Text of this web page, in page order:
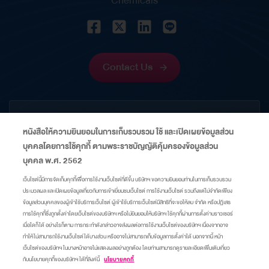
stakeholders amid volatile economic and capital
Year Thailand 2026 – This award recognizes
Thaioil’s successful issuance of US$600 million
overwhelming response from global investors,
with subscriptions exceeding the offering size…
Contact Us
CORPORATE
INFORMATION
LINKS
SitemapPrivacy CenterCookie PolicyTake Down Notice
หนังสือให้ความยินยอมในการเก็บรวบรวม ใช้ และเปิดเผยข้อมูลส่วน
บุคคลโดยการใช้คุกกี้ ตามพระราชบัญญัติคุ้มครองข้อมูลส่วน
บุคคล พ.ศ. 2562
เว็บไซต์นี้มีการจัดเก็บคุกกี้เพื่อการใช้งานเว็บไซต์ที่ดีขึ้น บริษัทฯ ขอความยินยอมท่านในการเก็บรวบรวม
ประมวลผล และเปิดเผยข้อมูลเกี่ยวกับการเข้าเยี่ยมชมเว็บไซต์ การใช้งานเว็บไซต์ รวมถึงแต่ไม่จำกัดเพียง
ข้อมูลส่วนบุคคลของผู้เข้าใช้บริการเว็บไซต์ ผู้เข้าใช้บริการเว็บไซต์มีสิทธิที่จะขอให้ลบ จำกัด หรือปฏิเสธ
การใช้คุกกี้ซึ่งถูกตั้งค่าโดยเว็บไซต์ของบริษัทฯ หรือไม่ยินยอมให้บริษัทฯ ใช้คุกกี้ผ่านการตั้งค่าบราวเซอร์
เมื่อใดก็ได้ อย่างไรก็ตาม การกระทำดังกล่าวอาจส่งผลต่อการใช้งานเว็บไซต์ของบริษัทฯ เนื่องจากอาจ
ทำให้ไม่สามารถใช้งานเว็บไซต์ได้บางส่วน หรืออาจไม่สามารถเก็บข้อมูลการตั้งค่าได้ นอกจากนี้ หน้า
เว็บไซต์ของบริษัทฯ ในบางหน้าอาจไม่แสดงผลอย่างถูกต้อง โดยท่านสามารถดูรายละเอียดเพิ่มเติมเกี่ยว
กับนโยบายคุกกี้ของบริษัทฯ ได้ที่ลิงค์นี้ นโยบายคุกกี้